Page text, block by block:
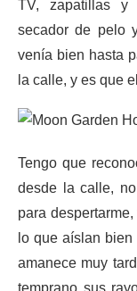
TV, zapatillas y
secador de pelo
venía bien hasta
la calle, y es que el
Tengo que
desde la calle,
para
lo que aíslan
amanece muy
temprano sus